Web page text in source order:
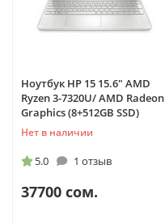
Ноутбук HP 15 15.6" AMD
Ryzen 3-7320U/ AMD Radeon
Graphics (8+512GB SSD)
Нет в наличии
5.0 1 отзыв
37700 сом.